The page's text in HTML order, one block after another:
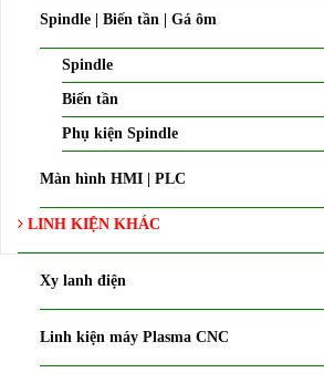
Spindle | Biến tần | Gá ôm
Spindle
Biến tần
Phụ kiện Spindle
Màn hình HMI | PLC
LINH KIỆN KHÁC
Xy lanh điện
Linh kiện máy Plasma CNC